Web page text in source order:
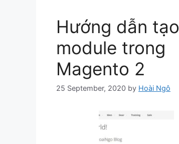
Hướng dẫn tạo
module trong
Magento 2
25 September, 2020 by Hoài Ngô